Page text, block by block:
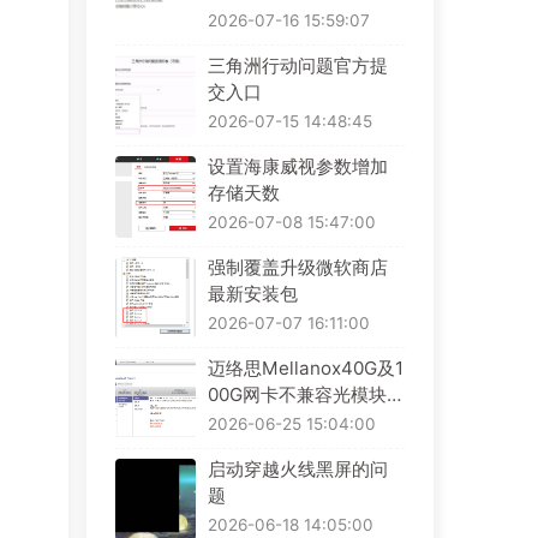
2026-07-16 15:59:07
三角洲行动问题官方提
交入口
2026-07-15 14:48:45
设置海康威视参数增加
存储天数
2026-07-08 15:47:00
强制覆盖升级微软商店
最新安装包
2026-07-07 16:11:00
迈络思Mellanox40G及1
00G网卡不兼容光模块解
决办法
2026-06-25 15:04:00
启动穿越火线黑屏的问
题
2026-06-18 14:05:00